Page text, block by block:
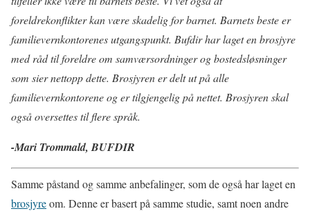
foreldrekonflikter kan være skadelig for barnet. Barnets beste er
familievernkontorenes utgangspunkt. Bufdir har laget en brosjyre
med råd til foreldre om samværsordninger og bostedsløsninger
som sier nettopp dette. Brosjyren er delt ut på alle
familievernkontorene og er tilgjengelig på nettet. Brosjyren skal
også oversettes til flere språk.
-Mari Trommald, BUFDIR
Samme påstand og samme anbefalinger, som de også har laget en
brosjyreom. Denne er basert på samme studie, samt noen andre